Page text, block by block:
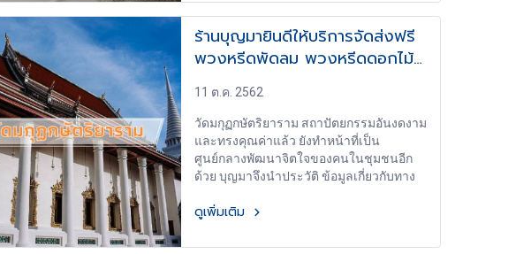
ร้านบุญมายินดีให้บริการจัดส่งฟรี
พวงหรีดพัดลม พวงหรีดดอกไม้
ประดิษฐ์ และพวงหรีดหนังสือ ไป
ยังวัดมกุฏกษัตริยาราม
11 ต.ค. 2562
วัดมกุฏกษัตริยาราม สถาปัตยกรรมอันงดงาม
และทรงคุณค่าแล้ว ยังทำหน้าที่เป็น
ศูนย์กลางพัฒนาจิตใจของคนในชุมชนอีก
ด้วย บุญมาจึงนำประวัติ ข้อมูลเกี่ยวกับทาง
พวงหรีดดอกไม้ประดิษฐ์ และพวงหรีด
ดูเพิ่มเติม